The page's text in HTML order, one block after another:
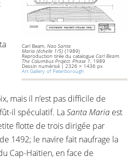
Carl Beam, Nao Santa
Maria (échelle 1/5) (1989)
Reproduction tirée du catalogue Carl Beam.
The Columbus Project. Phase 1, 1989
Dessin numérisé | 2326 × 1436 px
Art Gallery of Peterborough
mais il n’est pas difficile de
il spéculatif. LaSanta Maria est
flotte de trois dirigée par
1492; le navire fait naufrage la
Cap-Haïtien, en face de